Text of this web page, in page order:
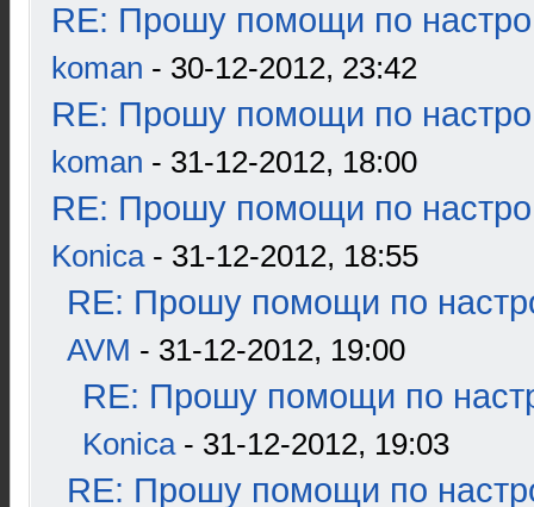
RE: Прошу помощи по
koman - 30-12-2012, 23:42
RE: Прошу помощи по
koman - 31-12-2012, 18:00
RE: Прошу помощи по
Konica- 31-12-2012, 18:55
RE: Прошу помощи по
AVM - 31-12-2012, 19:00
RE: Прошу помощи по
Konica- 31-12-2012, 19:03
RE: Прошу помощи по